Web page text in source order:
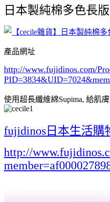
日本製純棉多色長
產品網址
http://www.fujidinos.com/
PID=3834&UID=7024
使用超長纖維綿Supima, 給肌
fujidinos日本生活購
http://